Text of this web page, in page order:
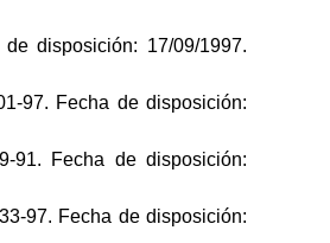
disposición: 17/09/1997.
97. Fecha de disposición:
91. Fecha de disposición:
97. Fecha de disposición: